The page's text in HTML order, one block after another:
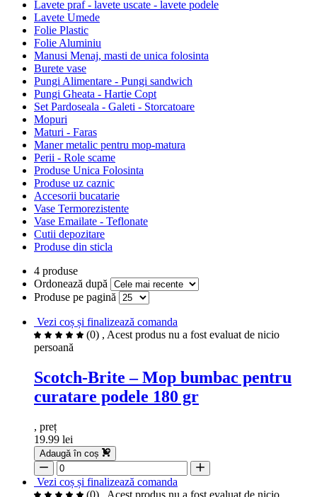
Lavete praf - lavete uscate - lavete podele
Lavete Umede
Folie Plastic
Folie Aluminiu
Manusi Menaj, masti de unica folosinta
Burete vase
Pungi Alimentare - Pungi sandwich
Pungi Gheata - Hartie Copt
Set Pardoseala - Galeti - Storcatoare
Mopuri
Maturi - Faras
Maner metalic pentru mop-matura
Perii - Role scame
Produse Unica Folosinta
Produse uz caznic
Accesorii bucatarie
Vase Termorezistente
Vase Emailate - Teflonate
Cutii depozitare
Produse din sticla
4 produse
Ordonează după
Produse pe pagină
Vezi coș și finalizează comanda
(0) , Acest produs nu a fost evaluat de nicio
persoană
Scotch-Brite – Mop bumbac pentru
curatare podele 180 gr
, preț
19.99 lei
Adaugă în coș
Vezi coș și finalizează comanda
(0)
, Acest produs nu a fost evaluat de nicio